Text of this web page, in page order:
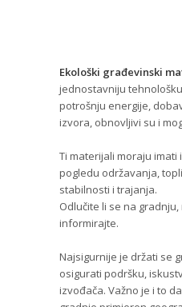
Ekološki građevinski
jednostavniju
potrošnju energije,
izvora, obnovljivi su i
Ti materijali moraju
pogledu održavanja,
stabilnosti i trajanja.
Odlučite li se na
informirajte.
Najsigurnije je držati se
osigurati podršku,
izvođača. Važno je i to